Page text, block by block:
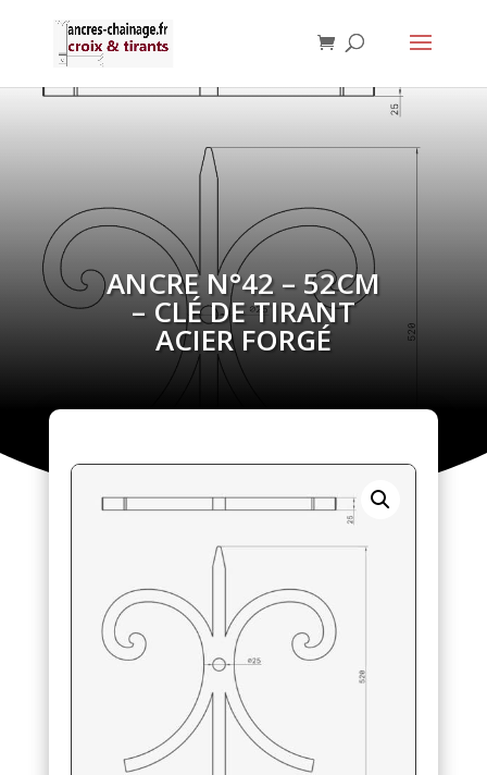
ANCRE N°42 – 52CM
– CLÉ DE TIRANT
ACIER FORGÉ